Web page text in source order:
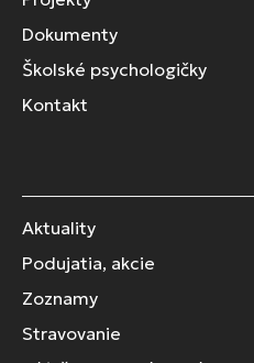
Dokumenty
Školské psychologičky
Kontakt
Aktuality
Podujatia, akcie
Zoznamy
Stravovanie